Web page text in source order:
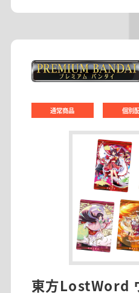
通常商品 個別
東方LostWord